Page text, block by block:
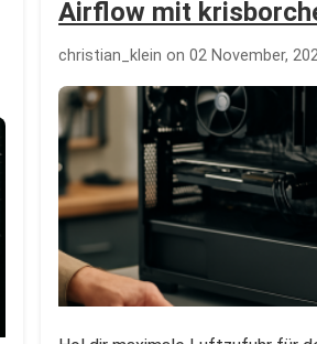
Airflow mit
christian_klein on 02 November,